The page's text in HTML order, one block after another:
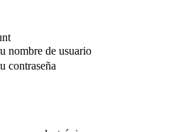
nombre de usuario
contraseña